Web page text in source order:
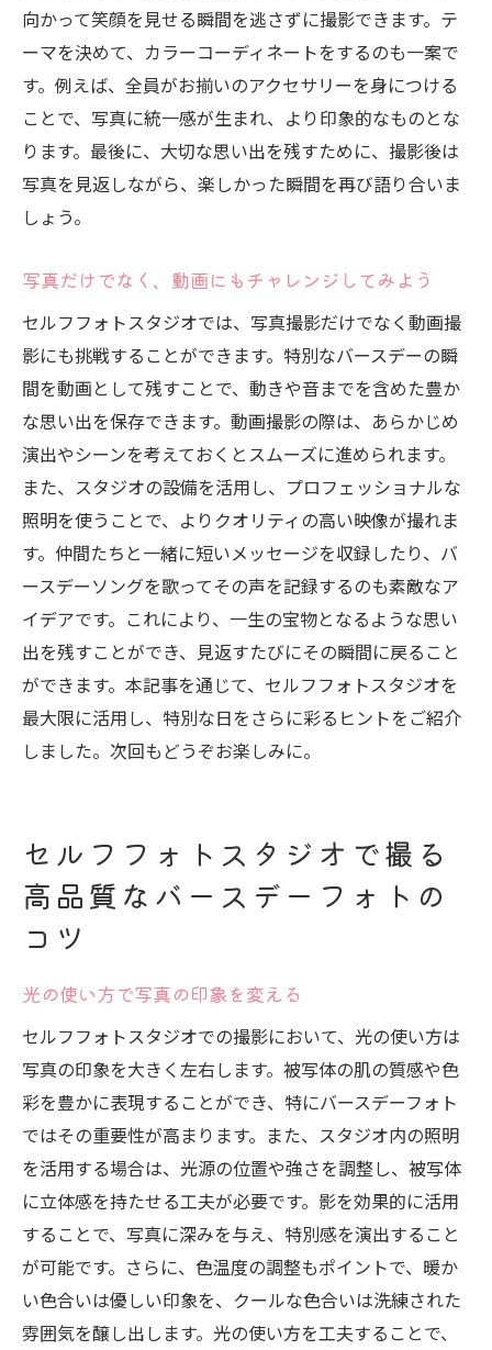
向かって笑顔を見せる瞬間を逃さずに撮影できます。テ
ーマを決めて、カラーコーディネートをするのも一案で
す。例えば、全員がお揃いのアクセサリーを身につける
ことで、写真に統一感が生まれ、より印象的なものとな
ります。最後に、大切な思い出を残すために、撮影後は
写真を見返しながら、楽しかった瞬間を再び語り合いま
しょう。
写真だけでなく、動画にもチャレンジしてみよう
セルフフォトスタジオでは、写真撮影だけでなく動画撮
影にも挑戦することができます。特別なバースデーの瞬
間を動画として残すことで、動きや音までを含めた豊か
な思い出を保存できます。動画撮影の際は、あらかじめ
演出やシーンを考えておくとスムーズに進められます。
また、スタジオの設備を活用し、プロフェッショナルな
照明を使うことで、よりクオリティの高い映像が撮れま
す。仲間たちと一緒に短いメッセージを収録したり、バ
ースデーソングを歌ってその声を記録するのも素敵なア
イデアです。これにより、一生の宝物となるような思い
出を残すことができ、見返すたびにその瞬間に戻ること
ができます。本記事を通じて、セルフフォトスタジオを
最大限に活用し、特別な日をさらに彩るヒントをご紹介
しました。次回もどうぞお楽しみに。
セルフフォトスタジオで撮る
高品質なバースデーフォトの
コツ
光の使い方で写真の印象を変える
セルフフォトスタジオでの撮影において、光の使い方は
写真の印象を大きく左右します。被写体の肌の質感や色
彩を豊かに表現することができ、特にバースデーフォト
ではその重要性が高まります。また、スタジオ内の照明
を活用する場合は、光源の位置や強さを調整し、被写体
に立体感を持たせる工夫が必要です。影を効果的に活用
することで、写真に深みを与え、特別感を演出すること
が可能です。さらに、色温度の調整もポイントで、暖か
い色合いは優しい印象を、クールな色合いは洗練された
雰囲気を醸し出します。光の使い方を工夫することで、